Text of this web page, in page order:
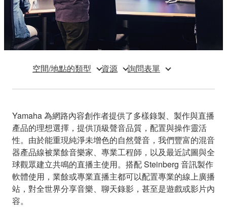
空間/地點的類型 資源 詢問表單
Yamaha 為網路內容創作者提供了多樣錄製、製作與直播
產品的理想選擇，提供頂級聲音品質，配置與操作靈活
性。由於能重現純淨未增色的自然聲音，我們豐富的混音
器產品線被業餘音樂家、專業工程師，以及最近試圖與全
球觀眾建立共鳴的直播主使用。搭配 Steinberg 音訊製作
軟體使用，業餘或專業直播主都可以配置專業的線上廣播
站，對全世界分享音樂、聊天錄影，甚至是遊戲或影片內
容。